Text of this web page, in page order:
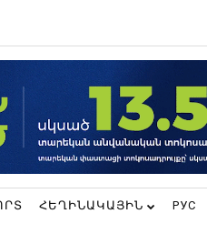
ՀԵՂԻՆԱԿԱՅԻՆ РУС